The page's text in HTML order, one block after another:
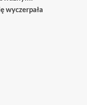
wyczerpała